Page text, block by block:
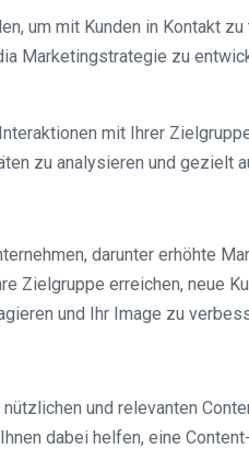
um mit Kunden in Kontakt
Marketingstrategie zu
mit Ihrer
zu analysieren und gezielt
darunter erhöhte
Zielgruppe erreichen, neue
und Ihr Image zu
und relevanten
dabei helfen, eine